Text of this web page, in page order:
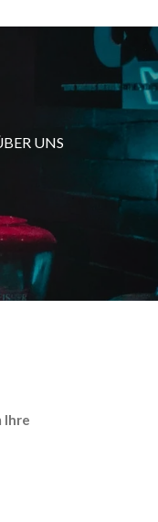
UNS
Ihre